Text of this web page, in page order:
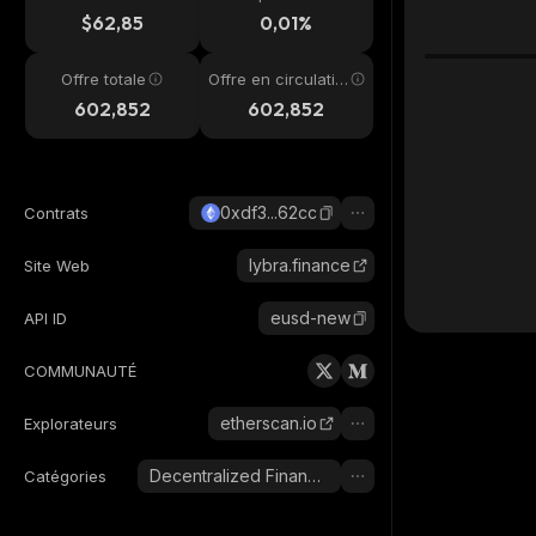
$62,85 0,01%
Offre totale
602,852
Offre en circulatio
602,852
Contrats 0xdf3...62cc
Site Web lybra.finance
API ID eusd-new
COMMUNAUTÉ
Explorateurs etherscan.io
Catégories Decentralized Finance (DeFi)